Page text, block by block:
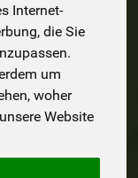
Internet-
die Sie
um
woher
Website
Allergene